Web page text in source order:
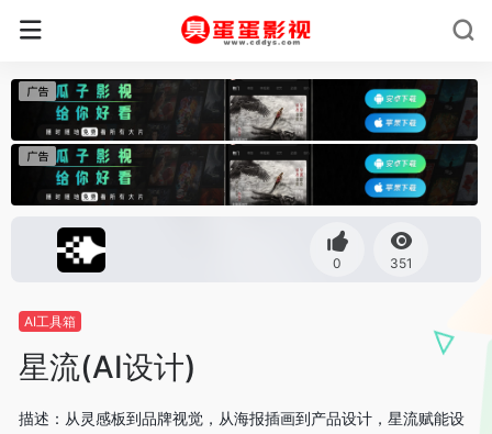
0 351
AI工具箱
星流(AI设计)
描述：从灵感板到品牌视觉，从海报插画到产品设计，星流赋能设